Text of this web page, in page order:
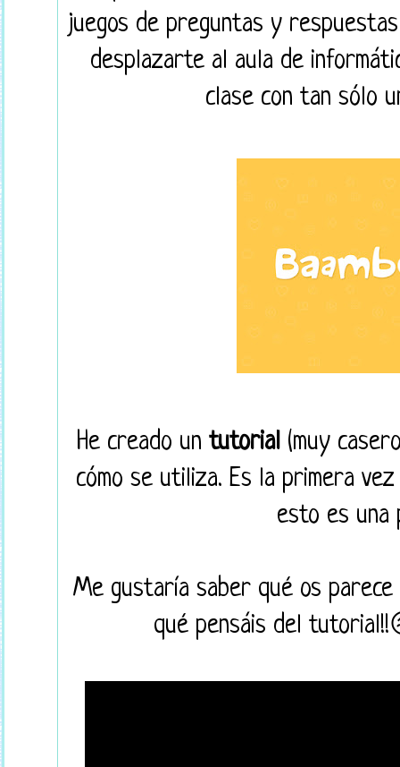
juegos de preguntas y
desplazarte al aula de
clase con tan sólo
He creado untutorial (muy
cómo se utiliza. Es la primera
esto es una
Me gustaría saber qué os parece
qué pensáis del